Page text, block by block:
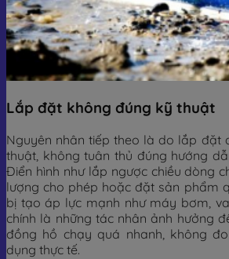
Lắp đặt không đúng kỹ thuật
Nguyên nhân tiếp theo là do lắp đặt
thuật, không tuân thủ đúng hướng
Điển hình như lắp ngược chiều dòng
lượng cho phép hoặc đặt sản phẩm
bị tạo áp lực mạnh như máy bơm,
chính là những tác nhân ảnh hưởng
đồng hồ chạy quá nhanh, không
dụng thực tế.